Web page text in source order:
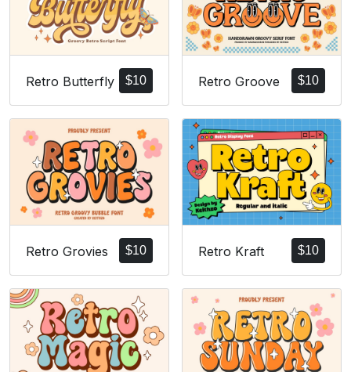
$10
Retro Butterfly $10
Retro Groove
$10
Retro Grovies $10
Retro Kraft